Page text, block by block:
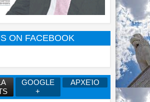
ON FACEBOOK
GOOGLE
+
ΑΡΧΕΊΟ